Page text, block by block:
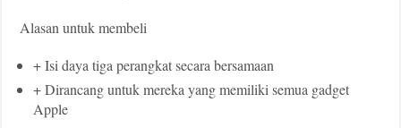
Alasan untuk membeli
+ Isi daya tiga perangkat secara bersamaan
+ Dirancang untuk mereka yang memiliki semua gadget
Apple